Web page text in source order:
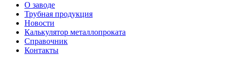
О заводе
Трубная продукция
Новости
Калькулятор металлопроката
Справочник
Контакты